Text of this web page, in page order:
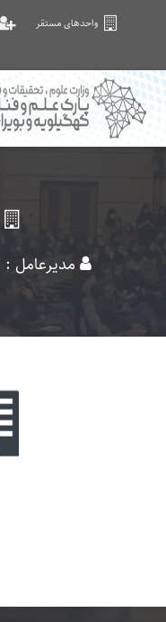
واحدهای مستقر
مدیرعامل :